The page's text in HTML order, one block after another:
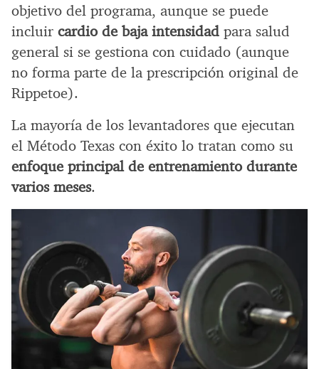
objetivo del programa, aunque se puede
incluir cardio de baja intensidad para salud
general si se gestiona con cuidado (aunque
no forma parte de la prescripción original de
Rippetoe).
La mayoría de los levantadores que ejecutan
el Método Texas con éxito lo tratan como su
enfoque principal de entrenamiento durante
varios meses.